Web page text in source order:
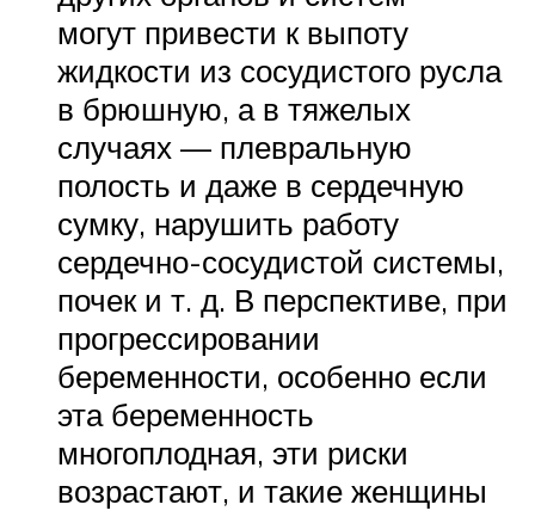
могут привести к выпоту
жидкости из сосудистого русла
в брюшную, а в тяжелых
случаях — плевральную
полость и даже в сердечную
сумку, нарушить работу
сердечно-сосудистой системы,
почек и т. д. В перспективе, при
прогрессировании
беременности, особенно если
эта беременность
многоплодная, эти риски
возрастают, и такие женщины